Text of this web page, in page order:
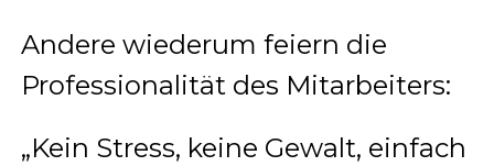
Andere wiederum feiern die
Professionalität des Mitarbeiters:
„Kein Stress, keine Gewalt, einfach